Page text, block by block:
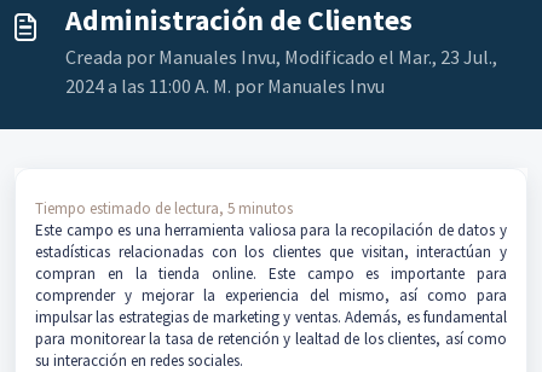
Administración de Clientes
Creada por Manuales Invu, Modificado el Mar., 23 Jul.,
2024 a las 11:00 A. M. por Manuales Invu
Tiempo estimado de lectura, 5 minutos
Este campo es una herramienta valiosa para la recopilación de datos y
estadísticas relacionadas con los clientes que visitan, interactúan y
compran en la tienda online. Este campo es importante para
comprender y mejorar la experiencia del mismo, así como para
impulsar las estrategias de marketing y ventas. Además, es fundamental
para monitorear la tasa de retención y lealtad de los clientes, así como
su interacción en redes sociales.